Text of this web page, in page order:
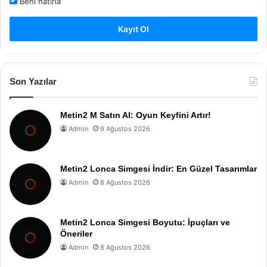
Kayıt Ol
Son Yazılar
Metin2 M Satın Al: Oyun Keyfini Artır!
Admin 9 Ağustos 2026
Metin2 Lonca Simgesi İndir: En Güzel Tasarımlar
Admin 8 Ağustos 2026
Metin2 Lonca Simgesi Boyutu: İpuçları ve
Öneriler
Admin 8 Ağustos 2026